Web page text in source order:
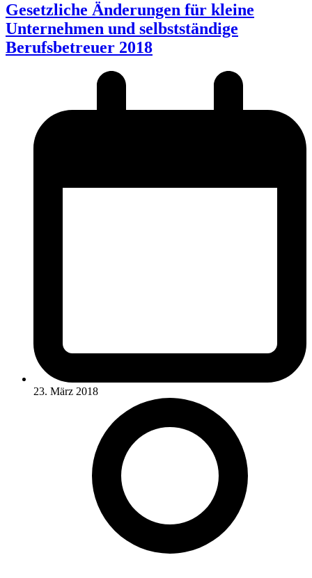
Gesetzliche Änderungen für kleine
Unternehmen und selbstständige
Berufsbetreuer 2018
23. März 2018